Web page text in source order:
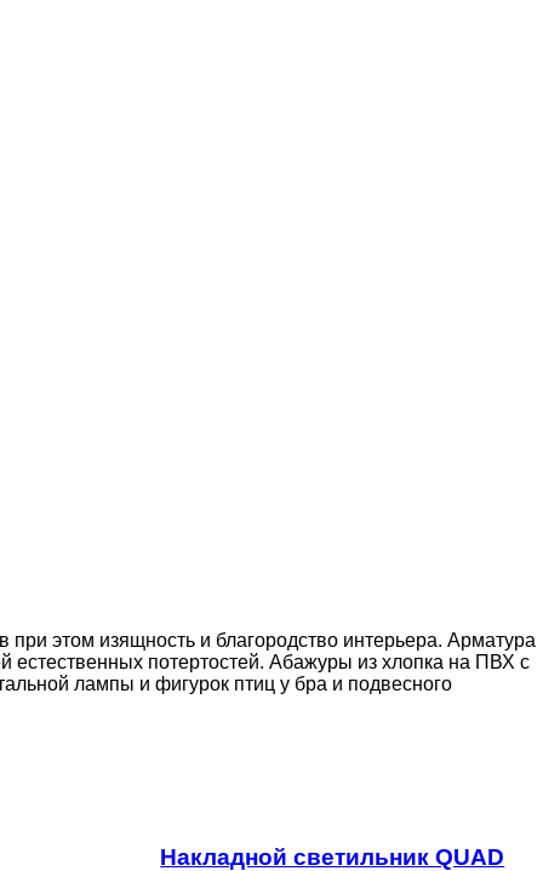
при этом изящность и благородство интерьера. Арматура
естественных потертостей. Абажуры из хлопка на ПВХ с
лампы и фигурок птиц у бра и подвесного
Накладной светильник QUAD